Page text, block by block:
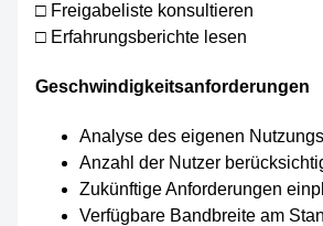
□ Freigabeliste konsultieren
□ Erfahrungsberichte lesen
Geschwindigkeitsanforderungen
Analyse des eigenen
Anzahl der Nutzer
Zukünftige Anforderungen
Verfügbare Bandbreite am